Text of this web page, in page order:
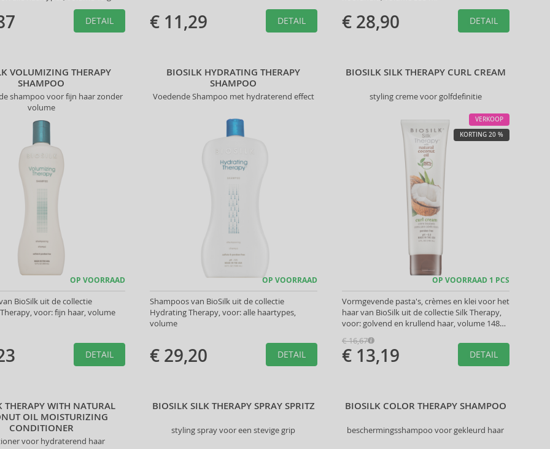
DETAIL € 11,29 DETAIL € 28,90 DETAIL
VOLUMIZING THERAPY
SHAMPOO
shampoo voor fijn haar zonder
volume
OP VOORRAAD
BioSilk uit de collectie
voor: fijn haar, volume
DETAIL
BIOSILK HYDRATING THERAPY
SHAMPOO
Voedende Shampoo met hydraterend effect
OP VOORRAAD
Shampoos van BioSilk uit de collectie
Hydrating Therapy, voor: alle haartypes,
volume
€ 29,20 DETAIL
BIOSILK SILK THERAPY CURL CREAM
styling creme voor golfdefinitie
VERKOOP
KORTING 20 %
OP VOORRAAD 1 PCS
Vormgevende pasta's, crèmes en klei voor het
haar van BioSilk uit de collectie Silk Therapy,
voor: golvend en krullend haar, volume 148
€ 16,67
€ 13,19 DETAIL
THERAPY WITH NATURAL
OIL MOISTURIZING
CONDITIONER
voor hydraterend haar
BIOSILK SILK THERAPY SPRAY SPRITZ
styling spray voor een stevige grip
BIOSILK COLOR THERAPY SHAMPOO
beschermingsshampoo voor gekleurd haar